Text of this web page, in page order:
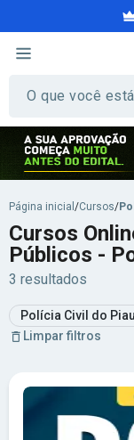
Página inicial /Cursos/
Cursos
Públicos -
3 resultados
Polícia Civil do
Limpar filtros